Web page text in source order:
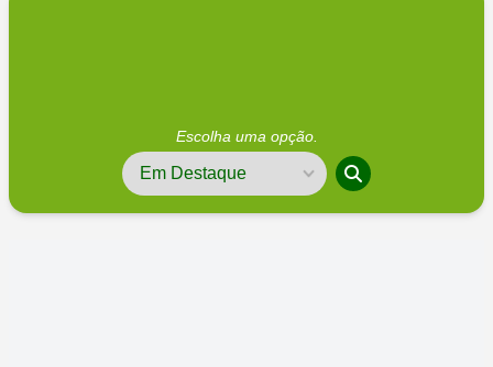
Escolha uma opção.